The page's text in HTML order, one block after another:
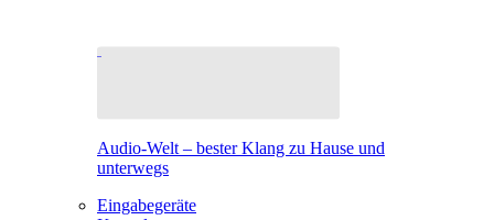
Audio-Welt – bester Klang zu Hause und
unterwegs
Eingabegeräte